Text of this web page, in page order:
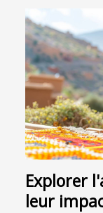
Explorer
leur